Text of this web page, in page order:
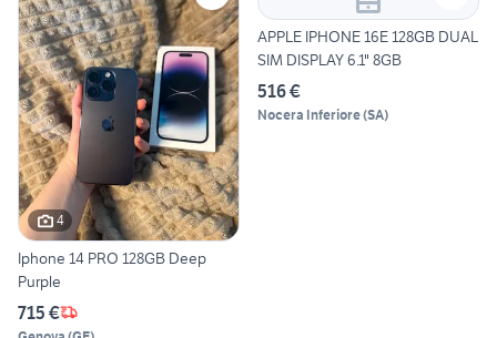
4
Iphone 14 PRO 128GB Deep
Purple
715 €
APPLE IPHONE 16E 128GB DUAL
SIM DISPLAY 6.1" 8GB
516 €
Nocera Inferiore(SA)